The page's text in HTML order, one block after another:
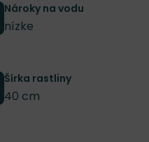
Nároky na vodu
nízke
Šírka rastliny
40 cm